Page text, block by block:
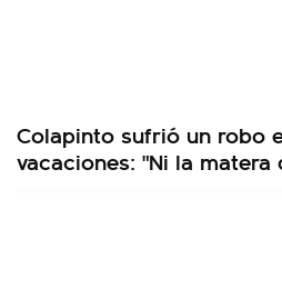
Colapinto sufrió un robo
vacaciones: "Ni la matera